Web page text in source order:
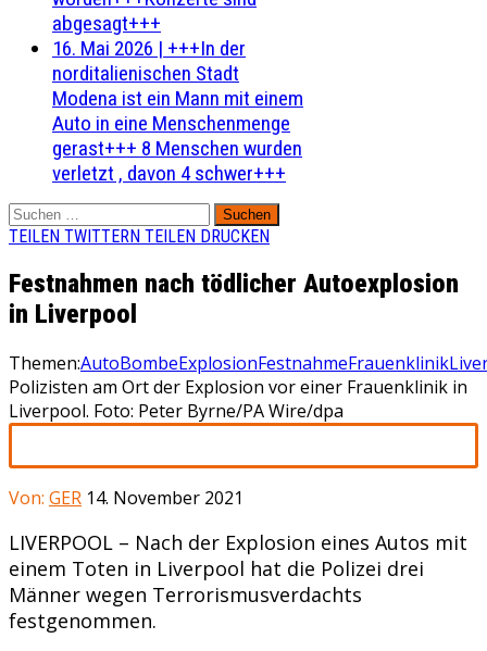
abgesagt+++
16. Mai 2026 | +++In der
norditalienischen Stadt
Modena ist ein Mann mit einem
Auto in eine Menschenmenge
gerast+++ 8 Menschen wurden
verletzt , davon 4 schwer+++
Suchen
nach:
TEILEN TWITTERN TEILEN DRUCKEN
Festnahmen nach tödlicher Autoexplosion
in Liverpool
Themen:AutoBombeExplosionFestnahmeFrauenklinik
Polizisten am Ort der Explosion vor einer Frauenklinik in
Liverpool. Foto: Peter Byrne/PA Wire/dpa
Von: GER 14. November 2021
LIVERPOOL – Nach der Explosion eines Autos mit
einem Toten in Liverpool hat die Polizei drei
Männer wegen Terrorismusverdachts
festgenommen.